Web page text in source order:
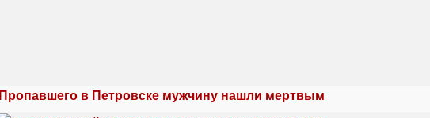
Пропавшего в Петровске мужчину нашли мертвым